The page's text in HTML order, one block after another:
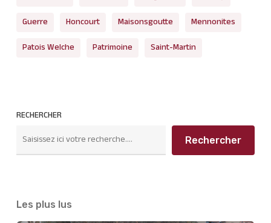
Guerre
Honcourt Maisonsgoutte
Mennonites
Patois Welche
Patrimoine Saint-Martin
RECHERCHER
Rechercher
Les plus lus